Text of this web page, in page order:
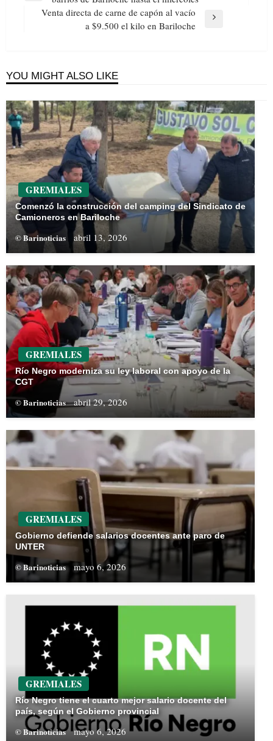
entradas
Venta directa de carne de capón al vacío
a $9.500 el kilo en Bariloche
YOU MIGHT ALSO LIKE
GREMIALES
Comenzó la construcción del camping del Sindicato de
Camioneros en Bariloche
© Barinoticias abril 13, 2026
GREMIALES
Río Negro moderniza su ley laboral con apoyo de la
CGT
© Barinoticias abril 29, 2026
GREMIALES
Gobierno defiende salarios docentes ante paro de
UNTER
© Barinoticias mayo 6, 2026
GREMIALES
Río Negro tiene el cuarto mejor salario docente del
país, según el Gobierno provincial
© Barinoticias mayo 6, 2026